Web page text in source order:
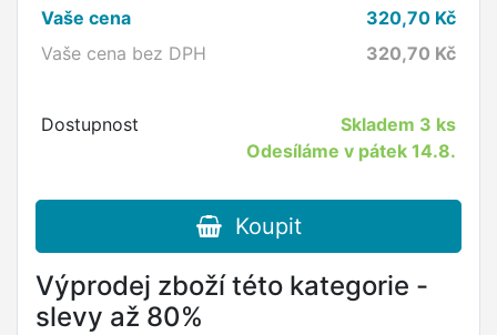
Vaše cena
320,70 Kč
Vaše cena bez DPH
320,70 Kč
Dostupnost Skladem 3 ks
Odesíláme v pátek 14.8.
Koupit
Výprodej zboží této kategorie -
slevy až 80%